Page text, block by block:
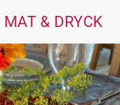
MAT & DRYCK